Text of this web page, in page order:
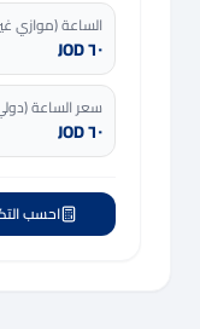
الساعة (موازي
٦٠ JOD
سعر الساعة
٦٠ JOD
احسب